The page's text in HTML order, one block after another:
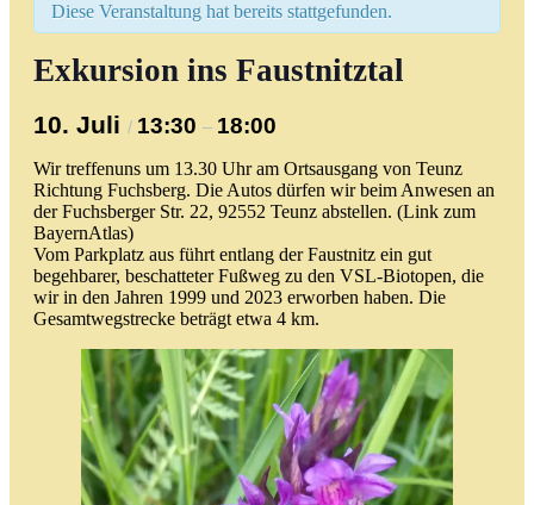
Diese Veranstaltung hat bereits stattgefunden.
Exkursion ins Faustnitztal
10. Juli / 13:30 – 18:00
Wir treffenuns um 13.30 Uhr am Ortsausgang von Teunz
Richtung Fuchsberg. Die Autos dürfen wir beim Anwesen an
der Fuchsberger Str. 22, 92552 Teunz abstellen. (Link zum
BayernAtlas)
Vom Parkplatz aus führt entlang der Faustnitz ein gut
begehbarer, beschatteter Fußweg zu den VSL-Biotopen, die
wir in den Jahren 1999 und 2023 erworben haben. Die
Gesamtwegstrecke beträgt etwa 4 km.